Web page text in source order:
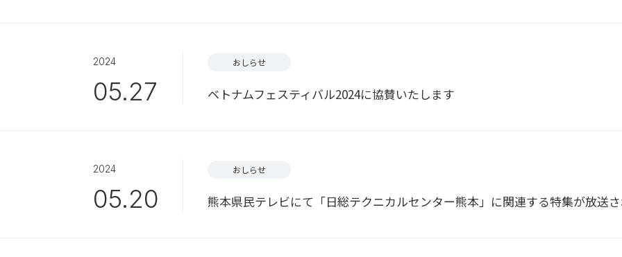
2024
05.27
おしらせ
ベトナムフェスティバル2024に協賛いたします
2024
05.20
おしらせ
熊本県民テレビにて「日総テクニカルセンター熊本」に関連する特集が放送